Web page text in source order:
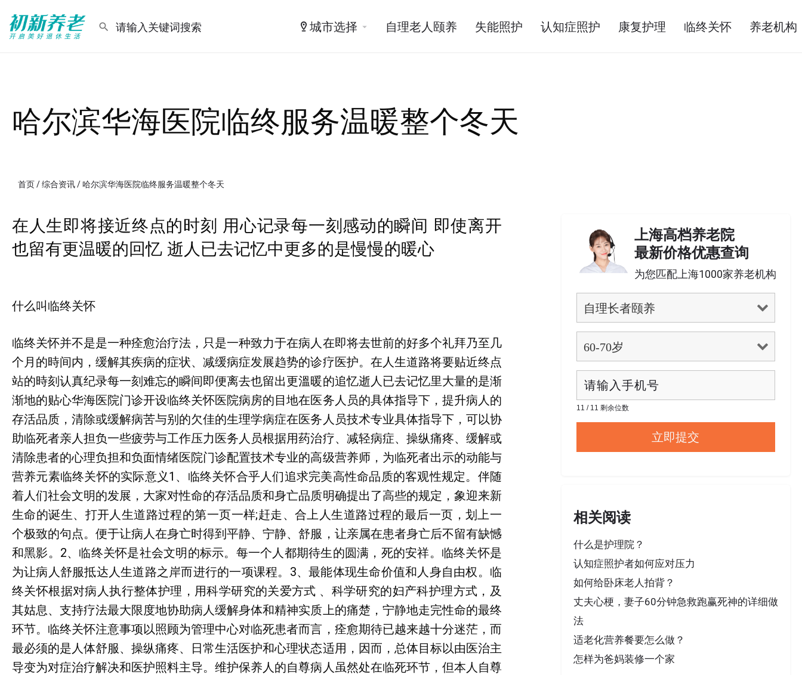
城市选择 自理老人颐养 失能照护 认知症照护 康复护理 临终关怀 养老机构
哈尔滨华海医院临终服务温暖整个冬天
首页/综合资讯/ 哈尔滨华海医院临终服务温暖整个冬天
在人生即将接近终点的时刻 用心记录每一刻感动的瞬间 即使离开
也留有更温暖的回忆 逝人已去记忆中更多的是慢慢的暖心
什么叫临终关怀
临终关怀并不是是一种痊愈治疗法，只是一种致力于在病人在即将去世前的好多个礼拜乃至几
个月的時间内，缓解其疾病的症状、减缓病症发展趋势的诊疗医护。在人生道路将要贴近终点
站的時刻认真纪录每一刻难忘的瞬间即便离去也留出更溫暖的追忆逝人已去记忆里大量的是渐
渐地的贴心华海医院门诊开设临终关怀医院病房的目地在医务人员的具体指导下，提升病人的
存活品质，清除或缓解病苦与别的欠佳的生理学病症在医务人员技术专业具体指导下，可以协
助临死者亲人担负一些疲劳与工作压力医务人员根据用药治疗、减轻病症、操纵痛疼、缓解或
清除患者的心理负担和负面情绪医院门诊配置技术专业的高级营养师，为临死者出示的动能与
营养元素临终关怀的实际意义1、临终关怀合乎人们追求完美高性命品质的客观性规定。伴随
着人们社会文明的发展，大家对性命的存活品质和身亡品质明确提出了高些的规定，象迎来新
生命的诞生、打开人生道路过程的第一页一样;赶走、合上人生道路过程的最后一页，划上一
个极致的句点。便于让病人在身亡时得到平静、宁静、舒服，让亲属在患者身亡后不留有缺憾
和黑影。2、临终关怀是社会文明的标示。每一个人都期待生的圆满，死的安祥。临终关怀是
为让病人舒服抵达人生道路之岸而进行的一项课程。3、最能体现生命价值和人身自由权。临
终关怀根据对病人执行整体护理，用科学研究的关爱方式 、科学研究的妇产科护理方式，及
其姑息、支持疗法最大限度地协助病人缓解身体和精神实质上的痛楚，宁静地走完性命的最终
环节。临终关怀注意事项以照顾为管理中心对临死患者而言，痊愈期待已越来越十分迷茫，而
最必须的是人体舒服、操纵痛疼、日常生活医护和心理状态适用，因而，总体目标以由医治主
导变为对症治疗解决和医护照料主导。维护保养人的自尊病人虽然处在临死环节，但本人自尊
上海高档养老院
最新价格优惠查询
为您匹配上海1000家养老机构
11 / 11 剩余位数
相关阅读
什么是护理院？
认知症照护者如何应对压力
如何给卧床老人拍背？
丈夫心梗，妻子60分钟急救跑赢死神的详细做
法
适老化营养餐要怎么做？
怎样为爸妈装修一个家